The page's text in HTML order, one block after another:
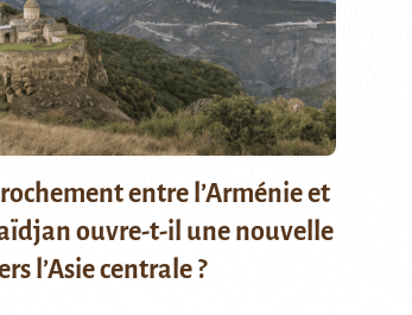
entre l’Arménie et
ouvre-t-il une nouvelle
l’Asie centrale ?